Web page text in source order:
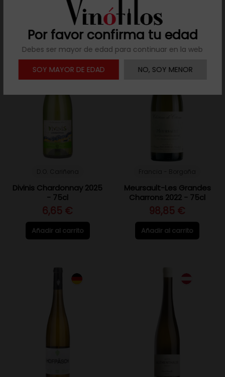
Por favor confirma tu edad
Debes ser mayor de edad para continuar en la web
SOY MAYOR DE EDAD
NO, SOY MENOR
Divinis Chardonnay 2025
- 75cl
6,65 €
Añadir al carrito
Meursault-Les Grandes
Charrons 2022 - 75cl
98,85 €
Añadir al carrito